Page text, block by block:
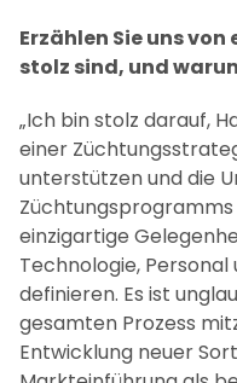
Erzählen Sie uns
stolz sind, und
„Ich bin stolz darauf,
einer
unterstützen und die
Züchtungsprogramms
einzigartige
Technologie,
definieren. Es ist
gesamten Prozess
Entwicklung neuer